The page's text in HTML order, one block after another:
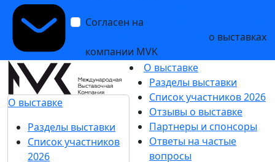
Согласен на
о выставках
компании MVK
О выставке
Разделы выставки
Список участников
2026
О выставке
Разделы выставки
Список участников 2026
Отзывы о выставке
Партнеры и спонсоры
Ответы на частые
вопросы